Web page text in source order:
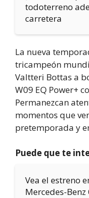
todoterreno
carretera
La nueva
tricampeón
Valtteri Bottas a
W09 EQ Power+
Permanezcan
momentos que
pretemporada y
Puede que te
Vea el estreno
Mercedes-Benz